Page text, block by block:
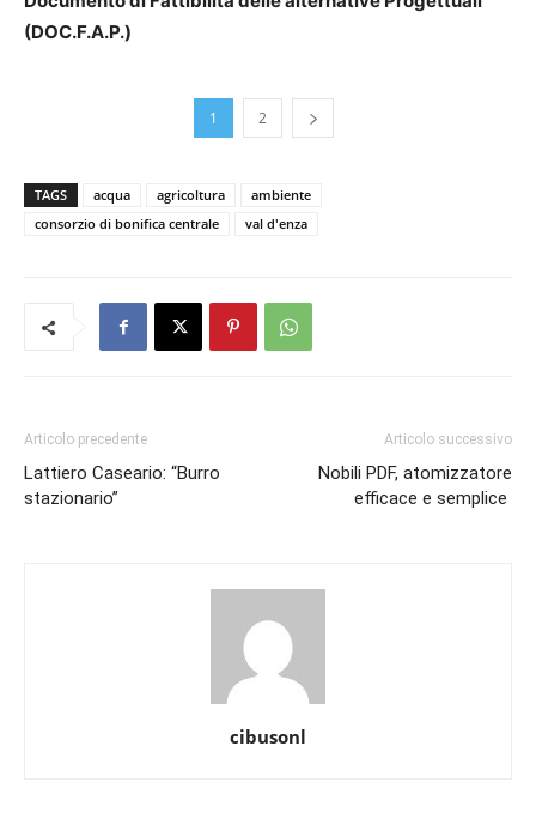
(DOC.F.A.P.)
1 2
TAGS acqua agricoltura
ambiente
consorzio di bonifica centrale
val d'enza
Articolo precedente
Lattiero Caseario: “Burro
stazionario”
Articolo successivo
Nobili PDF, atomizzatore
efficace e semplice
cibusonl